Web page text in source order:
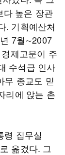
다 높은 장관
. 기획예산처
7월∼2007
제고문이 주
수석급 인사
무 종교도 믿
리에 앉는 촌
령 집무실
옮겼다. 그